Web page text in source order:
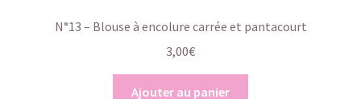
N°13 – Blouse à encolure carrée et pantacourt
3,00€
Ajouter au panier